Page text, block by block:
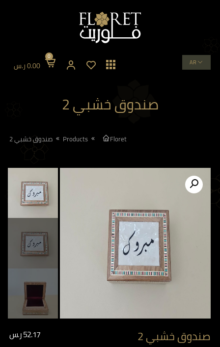
0
0.00ر.س
صندوق خشبي 2
Floret
Products صندوق خشبي 2
صندوق خشبي 2 52.17ر.س